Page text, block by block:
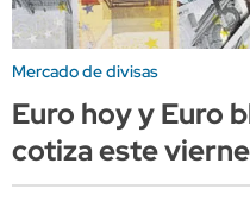
Mercado de divisas
Euro hoy y Euro
cotiza este